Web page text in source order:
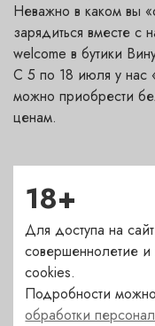
Неважно в каком вы
зарядиться вместе с
welcome в бутики
С 5 по 18 июля у нас
можно приобрести
ценам.
По вашему
18+
Для доступа на
совершеннолетие и
cookies.
Подробности
обработки